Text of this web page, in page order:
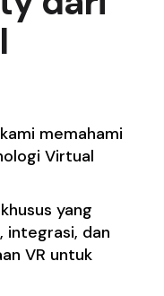
memahami
Virtual
yang
integrasi, dan
VR untuk